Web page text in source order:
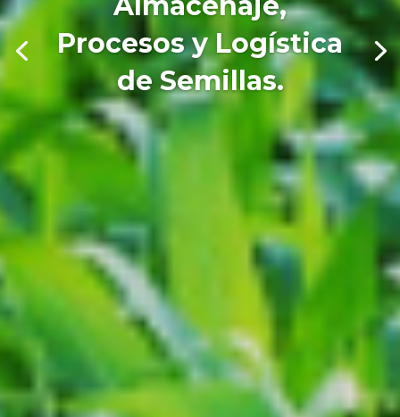
Procesos y Logística
de Semillas.